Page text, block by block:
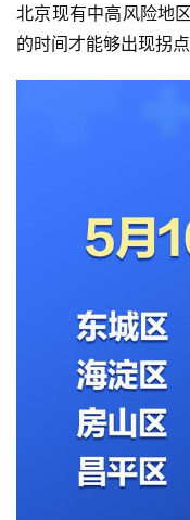
北京现有中高风险地
的时间才能够出现拐点